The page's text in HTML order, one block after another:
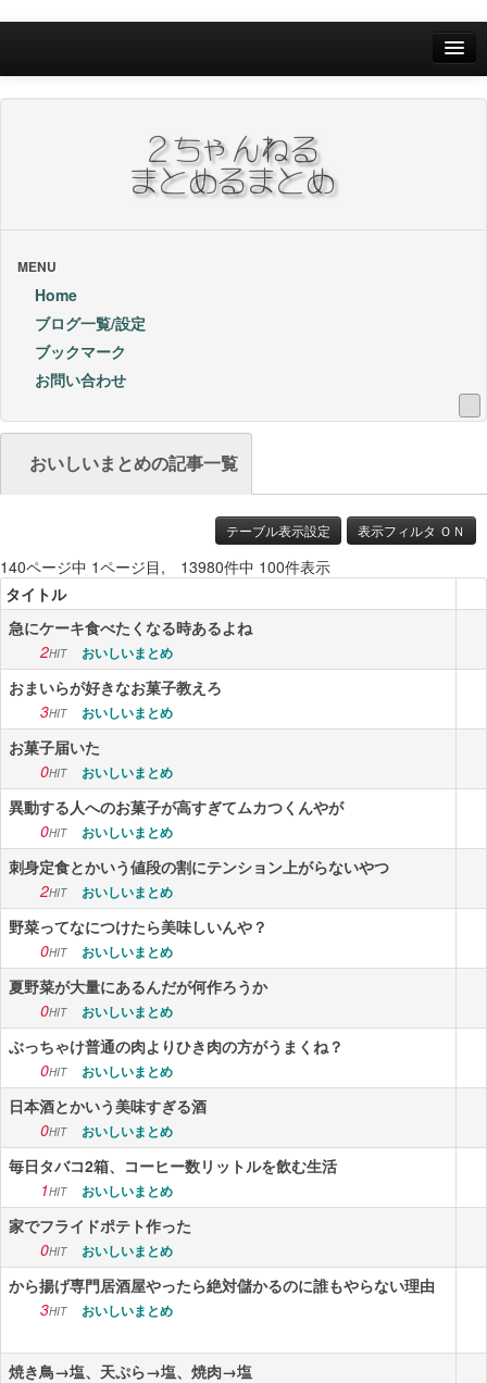
Home
ブックマーク
24Hランキング
昨日のランキング
1週間内ランキング
1ヶ月内ランキング
エンタメ
スポーツ
漫画・アニメ
ゲーム
Vtuber
趣味
生活
アダルト
その他
RSS配信一覧
MENU
Home
ブログ一覧/設定
ブックマーク
お問い合わせ
おいしいまとめの記事一覧
テーブル表示設定 表示フィルタ ＯＮ
140ページ中 1ページ目, 13980件中 100件表示
タイトル
急にケーキ食べたくなる時あるよね
2HIT おいしいまとめ
おまいらが好きなお菓子教えろ
3HIT おいしいまとめ
お菓子届いた
0HIT おいしいまとめ
異動する人へのお菓子が高すぎてムカつくんやが
0HIT おいしいまとめ
刺身定食とかいう値段の割にテンション上がらないやつ
2HIT おいしいまとめ
野菜ってなにつけたら美味しいんや？
0HIT おいしいまとめ
夏野菜が大量にあるんだが何作ろうか
0HIT おいしいまとめ
ぶっちゃけ普通の肉よりひき肉の方がうまくね？
0HIT おいしいまとめ
日本酒とかいう美味すぎる酒
0HIT おいしいまとめ
毎日タバコ2箱、コーヒー数リットルを飲む生活
1HIT おいしいまとめ
家でフライドポテト作った
0HIT おいしいまとめ
から揚げ専門居酒屋やったら絶対儲かるのに誰もやらない理由
3HIT おいしいまとめ
焼き鳥→塩、天ぷら→塩、焼肉→塩